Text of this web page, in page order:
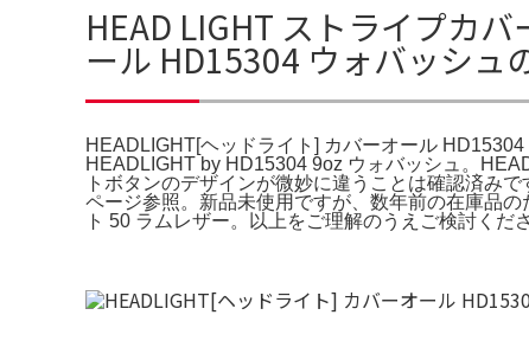
HEAD LIGHT ストライプカ
ール HD15304 ウォバッシュ
HEADLIGHT[ヘッドライト] カバーオール
HEADLIGHT by HD15304 9oz ウォバッシュ。
トボタンのデザインが微妙に違うことは確認済み
ページ参照。新品未使用ですが、数年前の在庫品
ト 50 ラムレザー。以上をご理解のうえご検討くださ